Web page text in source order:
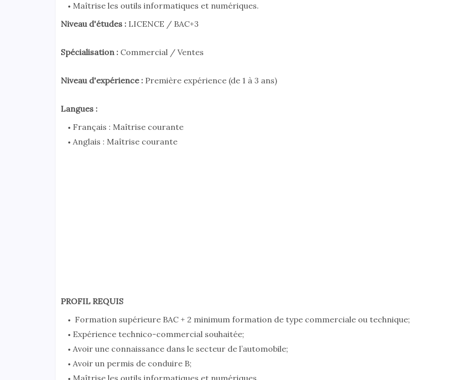
Maîtrise les outils informatiques et numériques.
Niveau d'études : LICENCE / BAC+3
Spécialisation :Commercial / Ventes
Niveau d'expérience : Première expérience (de 1 à 3 ans)
Langues :
Français : Maîtrise courante
Anglais : Maîtrise courante
PROFIL REQUIS
Formation supérieure BAC + 2 minimum formation de type commerciale ou technique;
Expérience technico-commercial souhaitée;
Avoir une connaissance dans le secteur de l’automobile;
Avoir un permis de conduire B;